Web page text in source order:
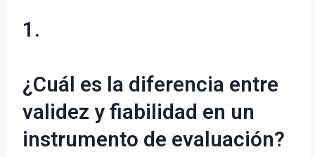
1.
¿Cuál es la diferencia entre
validez y fiabilidad en un
instrumento de evaluación?